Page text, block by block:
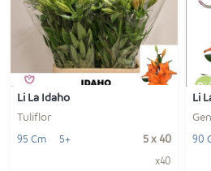
1 + VOEG TOE
Li La Idaho
Tuliflor
95 Cm 5+ 5 x 40
x40
Li
90